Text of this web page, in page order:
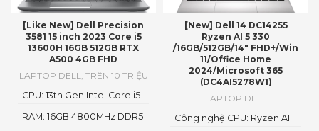
[Like New] Dell Precision
3581 15 inch 2023 Core i5
13600H 16GB 512GB RTX
A500 4GB FHD
LAPTOP DELL
TRÊN 10 TRIỆU
RAM: 16GB 4800MHz DDR5
CPU: 13th Gen Intel Core i5-
[New] Dell 14 DC14255
Ryzen AI 5 330
/16GB/512GB/14″ FHD+/Win
11/Office Home
2024/Microsoft 365
(DC4AI5278W1)
LAPTOP DELL
Công nghệ CPU: Ryzen AI